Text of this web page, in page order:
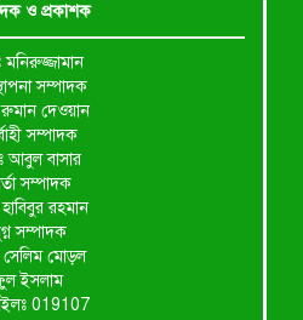
ও প্রকাশক
মনিরুজ্জামান
সম্পাদক
দেওয়ান
সম্পাদক
আবুল বাসার
সম্পাদক
রহমান
সম্পাদক
সেলিম মোড়ল
019107